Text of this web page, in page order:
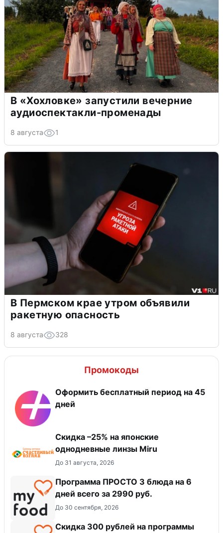
В «Хохловке» запустили вечерние
аудиоспектакли-променады
8 августа 1
В Пермском крае утром объявили
ракетную опасность
8 августа 328
Промокоды
Оформить бесплатный период на 45
дней
Скидка –25% на японские
однодневные линзы Miru
До 31 августа, 2026
Программа ПРОСТО 3 блюда на 6
дней всего за 2990 руб.
До 30 сентября, 2026
​Скидка 300 рублей на программы